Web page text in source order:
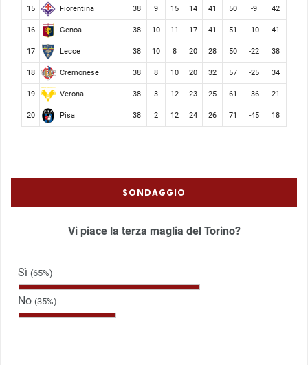
15 Fiorentina 38 9 15 14 41 50 -9 42
16 Genoa 38 10 11 17 41 51 -10 41
17 Lecce 38 10 8 20 28 50 -22 38
18 Cremonese 38 8 10 20 32 57 -25 34
19 Verona 38 3 12 23 25 61 -36 21
20 Pisa 38 2 12 24 26 71 -45 18
SONDAGGIO
Vi piace la terza maglia del Torino?
Sì (65%)
No (35%)